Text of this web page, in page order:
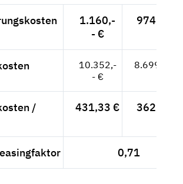
1.160,-
- €
974,79 €
10.352,-
- €
8.699,16 €
/
431,33 € 362,46 €
0,71